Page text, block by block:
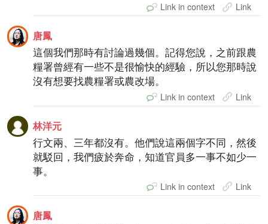
Link in context Link
唐鳳
這個我們那時有討論過幾個。記得您說，之前跟農
糧署曾經有一些不是很愉快的經驗，所以您那時說
沒有想要找農糧署或農改場。
Link in context Link
林洋元
行文兩、三年都沒有。他們說這兩個字不同，然後
就駁回，我們疲於奔命，知道官員多一事不如少一
事。
Link in context Link
唐鳳